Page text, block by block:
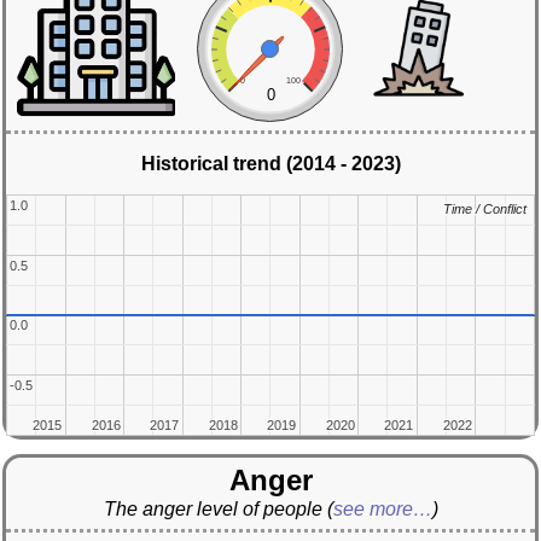
0 100
0
Historical trend (2014 - 2023)
2015
2015 2016
2016 2017
2017 2018
2018 2019
2019 2020
2020 2021
2021 2022
2022
-0.5
-0.5
0.0
0.0
0.5
0.5
1.0
1.0 Time / Conflict
Time / Conflict
Anger
The anger level of people (see more…)